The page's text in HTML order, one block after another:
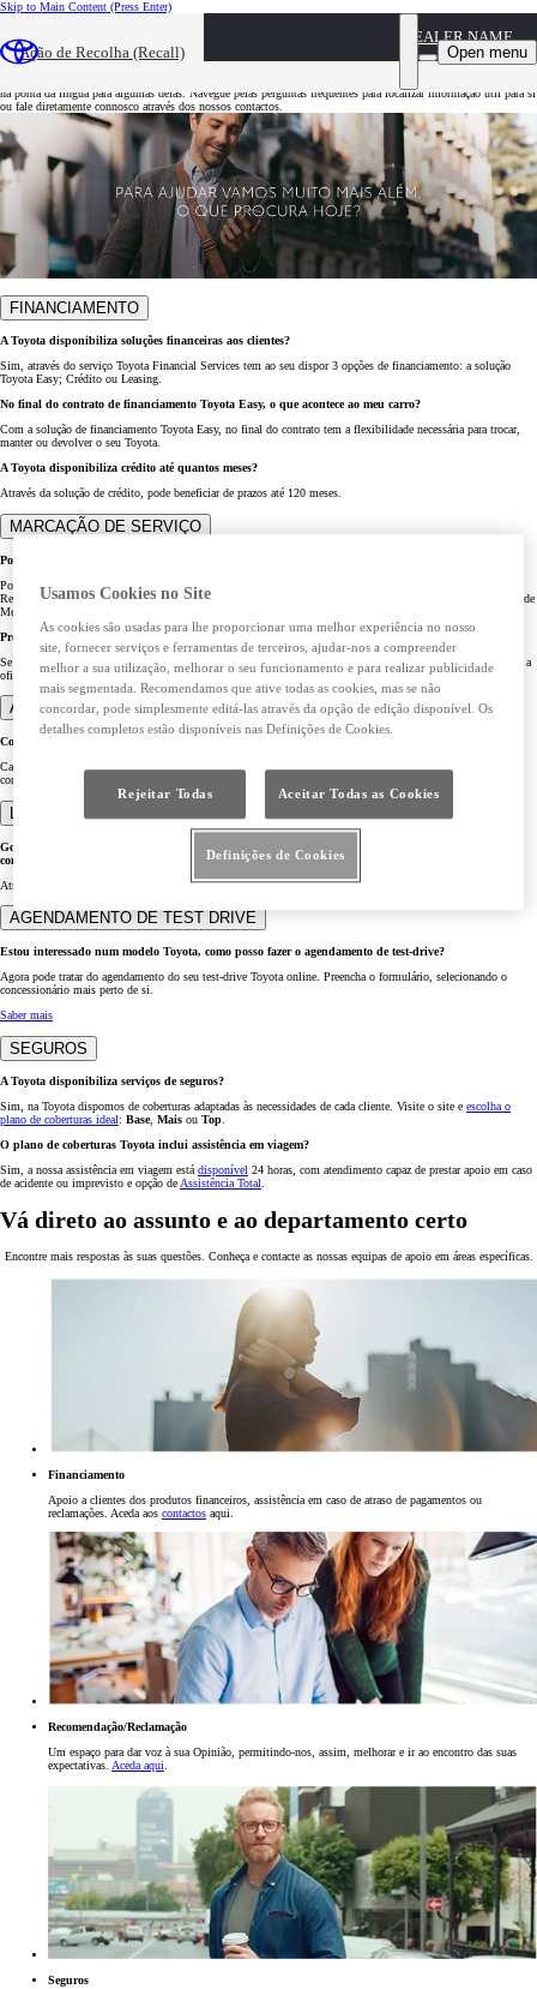
Skip to Main Content (Press Enter)
Ação de Recolha (Recall)
DEALER NAME
Open menu
Esclareça todas as suas dúvidas
na ponta da língua para algumas delas. Navegue pelas perguntas frequentes para localizar informação útil para si
ou fale diretamente connosco através dos nossos contactos.
FINANCIAMENTO
A Toyota disponibiliza soluções financeiras aos clientes?
Sim, através do serviço Toyota Financial Services tem ao seu dispor 3 opções de financiamento: a solução
Toyota Easy; Crédito ou Leasing.
No final do contrato de financiamento Toyota Easy, o que acontece ao meu carro?
Com a solução de financiamento Toyota Easy, no final do contrato tem a flexibilidade necessária para trocar,
manter ou devolver o seu Toyota.
A Toyota disponibiliza crédito até quantos meses?
Através da solução de crédito, pode beneficiar de prazos até 120 meses.
MARCAÇÃO DE SERVIÇO
Posso fazer marcação online para quais serviços Toyota?
Pode fazer marcação online para vários serviços Toyota, estes são alguns deles: Revisão, Serviço de Pneus,
Recolha e Entrega, Mudança de Óleo e Filtro, Serviço de Pré-Inspeção, Instalação de Acessórios e Reparação de
Mecânica.
Preciso de agendar um serviço que não consta da lista. Como o posso fazer?
Se não encontra o serviço pretendido, dentro dos que temos disponíveis para marcação online, contacte agora a
oficina mais perto de si.Encontre-a.
APOIO AO CLIENTE
Como posso partilhar com a Toyota a minha sugestão ou comentário?
Cada Experiência Conta. Se desejar partilhar connosco a sua sugestão ou comentário, agradecemos o seu
contributo,
Gostava de conhecer a gama Toyota ao vivo e de falar com um comercial. Onde posso encontrar um
concessionário?
Através do
localizador de concessionários Toyotaconsegue encontrar o concessionário mais perto de si.
AGENDAMENTO DE TEST DRIVE
Estou interessado num modelo Toyota, como posso fazer o agendamento de test-drive?
Agora pode tratar do agendamento do seu test-drive Toyota online. Preencha o formulário, selecionando o
concessionário mais perto de si.
Saber mais
SEGUROS
A Toyota disponibiliza serviços de seguros?
Sim, na Toyota dispomos de coberturas adaptadas às necessidades de cada cliente. Visite o site e escolha o
plano de coberturas ideal: Base, Mais ou Top.
O plano de coberturas Toyota inclui assistência em viagem?
Sim, a nossa assistência em viagem estádisponível 24 horas, com atendimento capaz de prestar apoio em caso
de acidente ou imprevisto e opção deAssistência Total.
Vá direto ao assunto e ao departamento certo
Encontre mais respostas às suas questões. Conheça e contacte as nossas equipas de apoio em áreas específicas.
Financiamento
Apoio a clientes dos produtos financeiros, assistência em caso de atraso de pagamentos ou
reclamações. Aceda aos contactos aqui.
Recomendação/Reclamação
Um espaço para dar voz à sua Opinião, permitindo-nos, assim, melhorar e ir ao encontro das suas
expectativas. Aceda aqui
Seguros
Usamos Cookies no Site
As cookies são usadas para lhe proporcionar uma melhor experiência no nosso
site, fornecer serviços e ferramentas de terceiros, ajudar-nos a compreender
melhor a sua utilização, melhorar o seu funcionamento e para realizar publicidade
mais segmentada. Recomendamos que ative todas as cookies, mas se não
concordar, pode simplesmente editá-las através da opção de edição disponível. Os
detalhes completos estão disponíveis nas Definições de Cookies.
Rejeitar Todas Aceitar Todas as Cookies
Definições de Cookies